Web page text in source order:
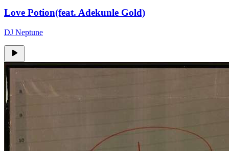
Love Potion(feat. Adekunle Gold)
DJ Neptune